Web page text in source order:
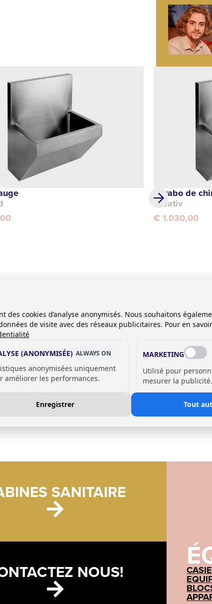
Lavabo de
Creativ
€ 1.030,00
SANITAIRE
NOUS!
cookies d’analyse anonymisés. Nous souhaitons
de visite avec des réseaux publicitaires. Pour en
(ANONYMISÉE) ALWAYS ON
anonymisées uniquement
améliorer les performances.
MARKETING
Utilisé pour
mesurer la publicité.
Enregistrer Tout